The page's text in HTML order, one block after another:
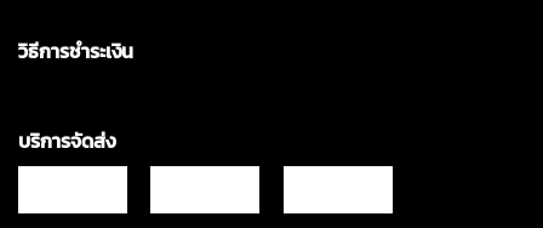
วิธีการชำระเงิน
บริการจัดส่ง